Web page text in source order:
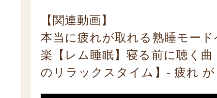
【関連動画】
本当に疲れが取れる熟睡モー
楽【レム睡眠】寝る前に聴く
のリラックスタイム】- 疲れ